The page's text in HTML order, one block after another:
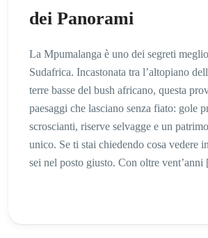
dei Panorami
La Mpumalanga è uno dei segreti
Sudafrica. Incastonata tra l’altopiano
terre basse del bush africano, questa
paesaggi che lasciano senza fiato: gole
scroscianti, riserve selvagge e un
unico. Se ti stai chiedendo cosa vedere
sei nel posto giusto. Con oltre